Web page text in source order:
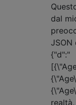
dal
{"d":"